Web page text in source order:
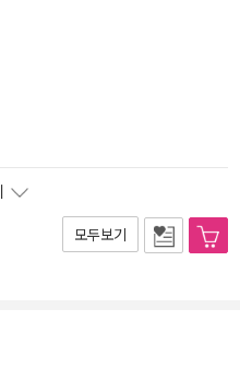
모두보기